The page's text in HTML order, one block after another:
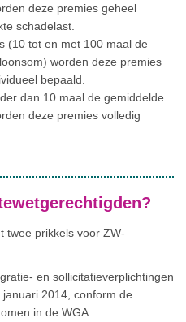
deze premies geheel
schadelast.
(10 tot en met 100 maal de
worden deze premies
bepaald.
dan 10 maal de gemiddelde
deze premies volledig
twee prikkels voor ZW-
en sollicitatieverplichtingen
2014, conform de
in de WGA.